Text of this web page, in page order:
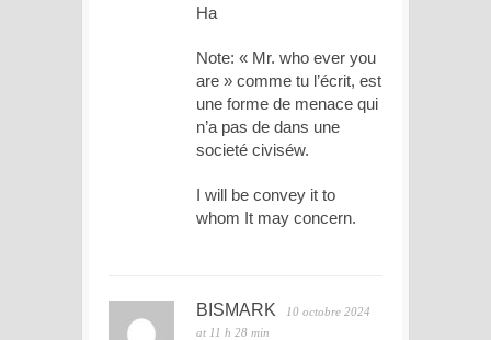
Ha
Note: « Mr. who ever you
are » comme tu l’écrit, est
une forme de menace qui
n’a pas de dans une
societé civiséw.
I will be convey it to
whom It may concern.
BISMARK
10 octobre 2024
at 11 h 28 min